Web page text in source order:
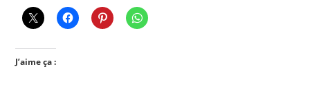
J’aime ça :